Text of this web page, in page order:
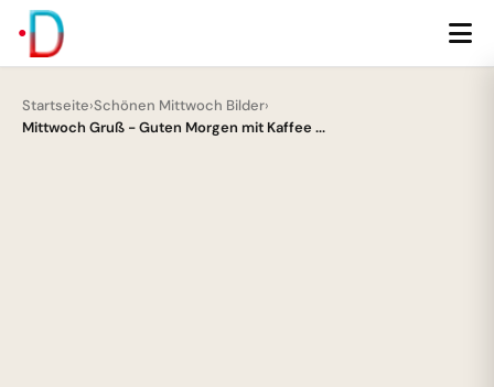
Startseite›Schönen Mittwoch Bilder›
Mittwoch Gruß - Guten Morgen mit Kaffee ...